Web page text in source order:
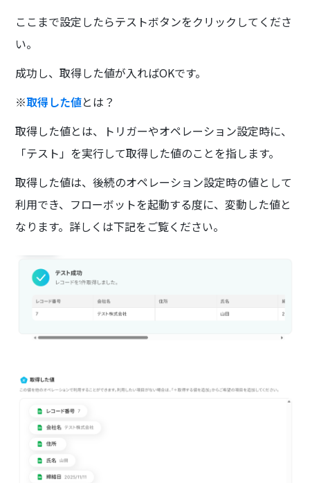
ここまで設定したらテストボタンをクリックしてくださ
い。
成功し、取得した値が入ればOKです。
※取得した値とは？
取得した値とは、トリガーやオペレーション設定時に、
「テスト」を実行して取得した値のことを指します。
取得した値は、後続のオペレーション設定時の値として
利用でき、フローボットを起動する度に、変動した値と
なります。詳しくは下記をご覧ください。